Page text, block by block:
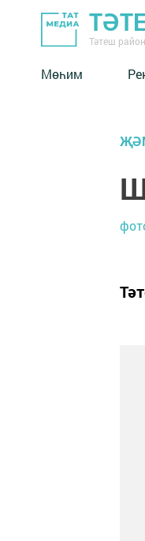
Тәтеш
Мөһим